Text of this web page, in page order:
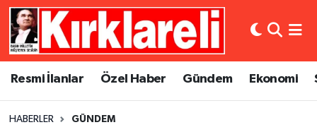
Resmi İlanlar Özel Haber Gündem Ekonomi
HABERLER GÜNDEM
Resmi İlanlar
Gündem
Asayiş
Dünya
Künye
Gizlilik Sözleşmesi
Merkez Nöbetçi Eczaneler
Merkez Trafik Yoğunluk Haritası